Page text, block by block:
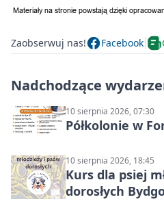
Zaobserwuj nas! Facebook
Nadchodzące
10 sierpnia 2026, 07:30
Półkolonie w
10 sierpnia 2026, 18:45
Kurs dla psiej
dorosłych